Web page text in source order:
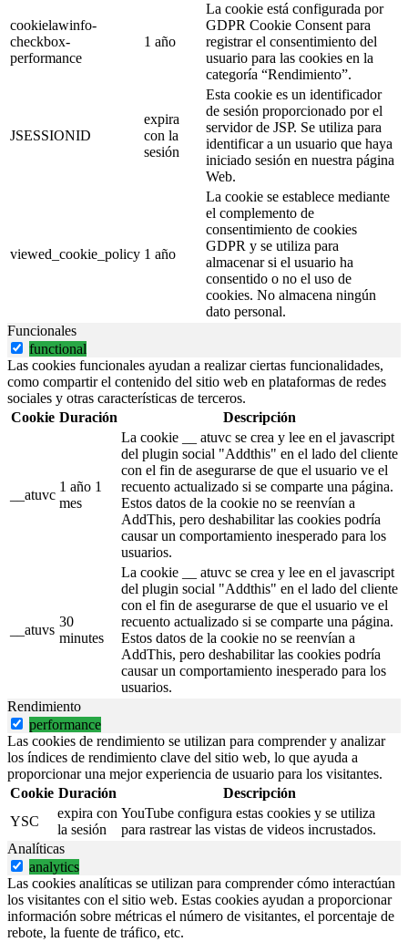
cookielawinfo-
checkbox-
performance
1 año
La cookie está configurada por
GDPR Cookie Consent para
registrar el consentimiento del
usuario para las cookies en la
categoría “Rendimiento”.
JSESSIONID
expira
con la
sesión
Esta cookie es un identificador
de sesión proporcionado por el
servidor de JSP. Se utiliza para
identificar a un usuario que haya
iniciado sesión en nuestra página
Web.
viewed_cookie_policy 1 año
La cookie se establece mediante
el complemento de
consentimiento de cookies
GDPR y se utiliza para
almacenar si el usuario ha
consentido o no el uso de
cookies. No almacena ningún
dato personal.
Funcionales
functional
Las cookies funcionales ayudan a realizar ciertas funcionalidades,
como compartir el contenido del sitio web en plataformas de redes
sociales y otras características de terceros.
Cookie Duración Descripción
__atuvc
1 año 1
mes
La cookie __ atuvc se crea y lee en el javascript
del plugin social "Addthis" en el lado del cliente
con el fin de asegurarse de que el usuario ve el
recuento actualizado si se comparte una página.
Estos datos de la cookie no se reenvían a
AddThis, pero deshabilitar las cookies podría
causar un comportamiento inesperado para los
usuarios.
__atuvs
30
minutes
La cookie __ atuvc se crea y lee en el javascript
del plugin social "Addthis" en el lado del cliente
con el fin de asegurarse de que el usuario ve el
recuento actualizado si se comparte una página.
Estos datos de la cookie no se reenvían a
AddThis, pero deshabilitar las cookies podría
causar un comportamiento inesperado para los
usuarios.
Rendimiento
performance
Las cookies de rendimiento se utilizan para comprender y analizar
los índices de rendimiento clave del sitio web, lo que ayuda a
proporcionar una mejor experiencia de usuario para los visitantes.
Cookie Duración
Descripción
YSC
expira con
la sesión
YouTube configura estas cookies y se utiliza
para rastrear las vistas de videos incrustados.
Analíticas
analytics
Las cookies analíticas se utilizan para comprender cómo interactúan
los visitantes con el sitio web. Estas cookies ayudan a proporcionar
información sobre métricas el número de visitantes, el porcentaje de
rebote, la fuente de tráfico, etc.